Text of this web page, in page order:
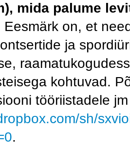
mida palume
Eesmärk on, et
ja
kohtuvad.
tööriistadele
sh/
.